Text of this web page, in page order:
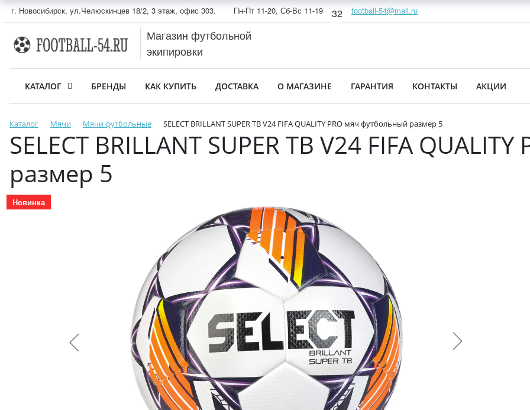
г. Новосибирск, ул.Челюскинцев 18/2, 3 этаж, офис 303. Пн-Пт 11-20, Сб-Вс 11-19 32 football-54@mail.ru
Магазин футбольной
экипировки
КАТАЛОГ БРЕНДЫ КАК КУПИТЬ ДОСТАВКА О МАГАЗИНЕ ГАРАНТИЯ КОНТАКТЫ АКЦИИ
Каталог Мячи Мячи футбольные SELECT BRILLANT SUPER TB V24 FIFA QUALITY PRO мяч футбольный размер 5
SELECT BRILLANT SUPER TB V24 FIFA
размер 5
Новинка